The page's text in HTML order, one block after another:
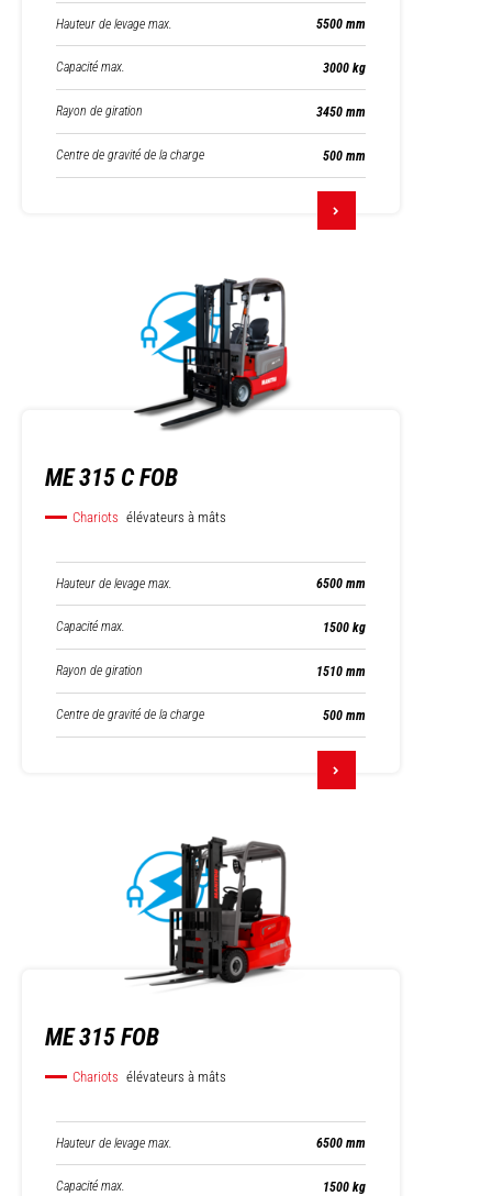
Hauteur de levage max. 5500 mm
Capacité max. 3000 kg
Rayon de giration 3450 mm
Centre de gravité de la charge 500 mm
ME 315 C FOB
Chariots élévateurs à mâts
Hauteur de levage max. 6500 mm
Capacité max. 1500 kg
Rayon de giration 1510 mm
Centre de gravité de la charge 500 mm
ME 315 FOB
Chariots élévateurs à mâts
Hauteur de levage max. 6500 mm
Capacité max. 1500 kg